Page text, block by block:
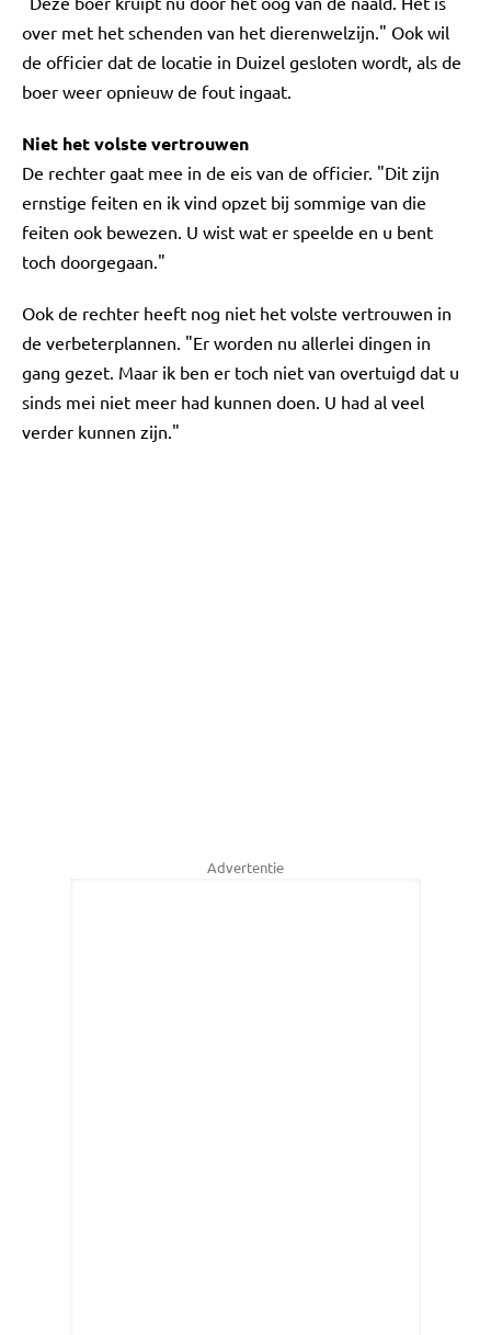
over met het schenden van het dierenwelzijn." Ook wil
de officier dat de locatie in Duizel gesloten wordt, als de
boer weer opnieuw de fout ingaat.
Niet het volste vertrouwen
De rechter gaat mee in de eis van de officier. "Dit zijn
ernstige feiten en ik vind opzet bij sommige van die
feiten ook bewezen. U wist wat er speelde en u bent
toch doorgegaan."
Ook de rechter heeft nog niet het volste vertrouwen in
de verbeterplannen. "Er worden nu allerlei dingen in
gang gezet. Maar ik ben er toch niet van overtuigd dat u
sinds mei niet meer had kunnen doen. U had al veel
verder kunnen zijn."
Advertentie